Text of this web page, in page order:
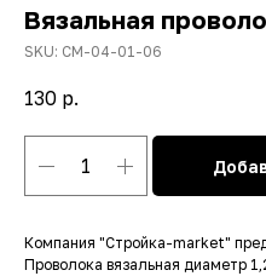
Вязальная
SKU: СМ-04-01-06
130 р.
Компания "Стройка-market"
Проволока вязальная диаметр